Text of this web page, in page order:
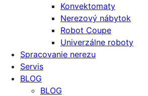
Konvektomaty
Nerezový nábytok
Robot Coupe
Univerzálne roboty
Spracovanie nerezu
Servis
BLOG
BLOG